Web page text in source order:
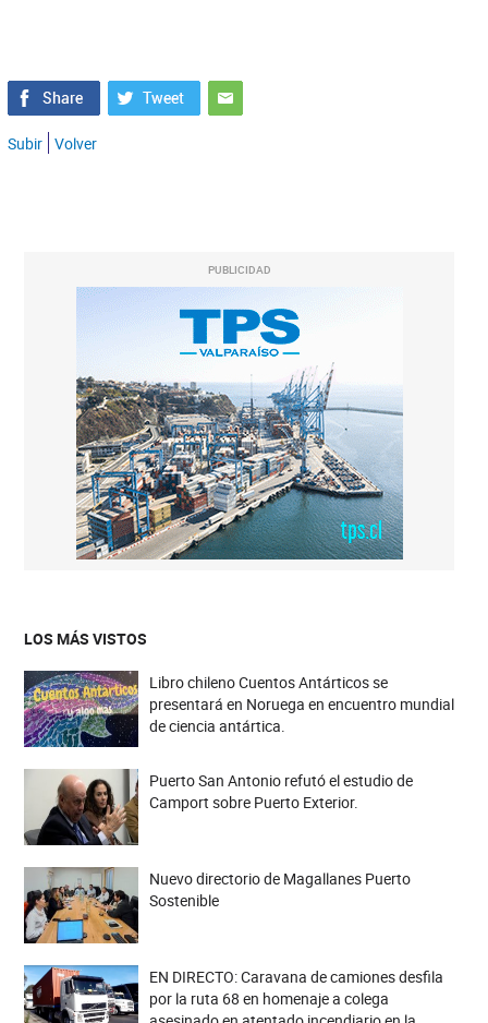
Subir Volver
PUBLICIDAD
LOS MÁS VISTOS
Libro chileno Cuentos Antárticos se
presentará en Noruega en encuentro mundial
de ciencia antártica.
Puerto San Antonio refutó el estudio de
Camport sobre Puerto Exterior.
Nuevo directorio de Magallanes Puerto
Sostenible
EN DIRECTO: Caravana de camiones desfila
por la ruta 68 en homenaje a colega